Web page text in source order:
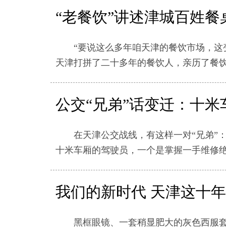
“老餐饮”讲述津城百姓餐
“要说这么多年咱天津的餐饮市场，这
天津打拼了二十多年的餐饮人，亲历了餐
公交“兄弟”话变迁：十
在天津公交战线，有这样一对“兄弟”：
十米车厢的驾驶员，一个是掌握一手维修
我们的新时代 天津这十
黑框眼镜、一套稍显肥大的灰色西服套